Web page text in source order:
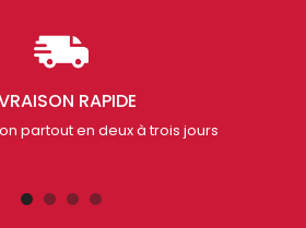
RAPIDE
partout en deux à trois jours